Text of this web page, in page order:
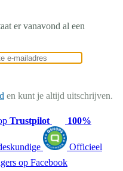
er vanavond al een
en kunt je altijd uitschrijven.
Trustpilot 100%
Officieel
op Facebook